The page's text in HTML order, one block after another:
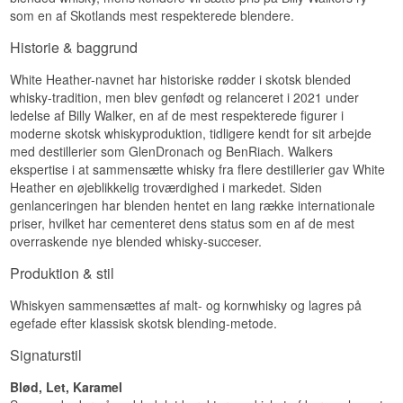
EAN nr.: 5060568324647
· Let krydret
Investeringspotentiale
Mellem. Som blended scotch er White Heather
ikke først og fremmest en investeringsflaske, men
den genoplivede brandhistorie og forbindelsen til
Billy Walker og GlenAllachie gør den interessant
at følge, efterhånden som brandets omdømme
vokser.
Vidste du at?
et passende navn for et brand, der efter årtiers
dvale har fået en helt ny chance under
GlenAllachies vinger.
Næse
friske, kraftige karakter fra Appalachian Virgin
Oak.
Smag
Rund og fyldig, med sherry-krydderi i front og en
underliggende sødme fra puncheon-fadene, der
binder de mange fadtyper sammen.
Eftersmag
Lang, varm og let tanninrig, med en afsluttende
tørhed fra Virgin Oak-fadene.
Navn: White Heather 21 år
Destilleri:White Heather
som en af Skotlands mest respekterede blendere.
Historie & baggrund
White Heather-navnet har historiske rødder i skotsk blended
whisky-tradition, men blev genfødt og relanceret i 2021 under
ledelse af Billy Walker, en af de mest respekterede figurer i
moderne skotsk whiskyproduktion, tidligere kendt for sit arbejde
med destillerier som GlenDronach og BenRiach. Walkers
ekspertise i at sammensætte whisky fra flere destillerier gav White
Heather en øjeblikkelig troværdighed i markedet. Siden
genlanceringen har blenden hentet en lang række internationale
priser, hvilket har cementeret dens status som en af de mest
overraskende nye blended whisky-succeser.
Produktion & stil
Whiskyen sammensættes af malt- og kornwhisky og lagres på
egefade efter klassisk skotsk blending-metode.
Signaturstil
Blød, Let, Karamel